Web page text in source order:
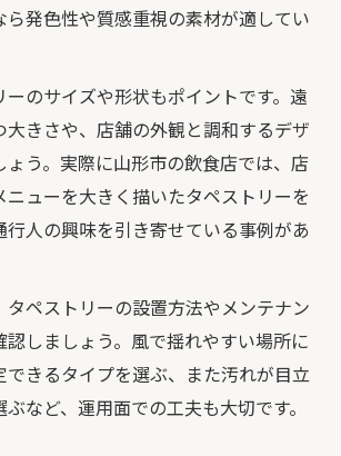
発色性や質感重視の素材が適してい
ーのサイズや形状もポイントです。遠
大きさや、店舗の外観と調和するデザ
ょう。実際に山形市の飲食店では、店
ューを大きく描いたタペストリーを
行人の興味を引き寄せている事例があ
ペストリーの設置方法やメンテナン
認しましょう。風で揺れやすい場所に
できるタイプを選ぶ、また汚れが目立
など、運用面での工夫も大切です。